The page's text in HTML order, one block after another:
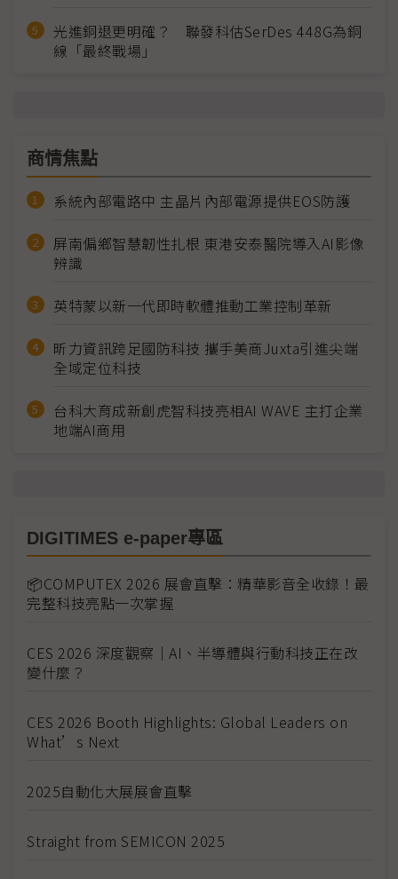
光進銅退更明確？ 聯發科估SerDes 448G為銅
線「最終戰場」
商情焦點
系統內部電路中 主晶片內部電源提供EOS防護
屏南偏鄉智慧韌性扎根 東港安泰醫院導入AI影像
辨識
英特蒙以新一代即時軟體推動工業控制革新
昕力資訊跨足國防科技 攜手美商Juxta引進尖端
全域定位科技
台科大育成新創虎智科技亮相AI WAVE 主打企業
地端AI商用
DIGITIMES e-paper專區
📦COMPUTEX 2026 展會直擊：精華影音全收錄！最
完整科技亮點一次掌握
CES 2026 深度觀察｜AI、半導體與行動科技正在改
變什麼？
CES 2026 Booth Highlights: Global Leaders on
What’s Next
2025自動化大展展會直擊
Straight from SEMICON 2025